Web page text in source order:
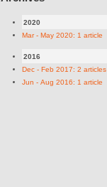
2020
Mar - May 2020: 1 article
2016
Dec - Feb 2017: 2 articles
Jun - Aug 2016: 1 article